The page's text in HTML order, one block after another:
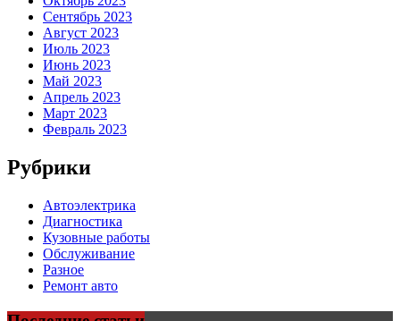
Сентябрь 2023
Август 2023
Июль 2023
Июнь 2023
Май 2023
Апрель 2023
Март 2023
Февраль 2023
Рубрики
Автоэлектрика
Диагностика
Кузовные работы
Обслуживание
Разное
Ремонт авто